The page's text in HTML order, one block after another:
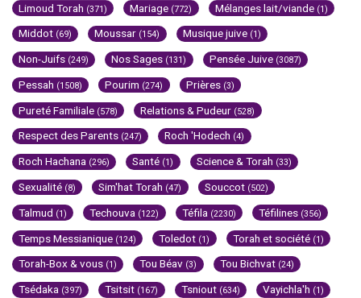
Limoud Torah (371) Mariage (772) Mélanges lait/viande (1)
Middot (69) Moussar (154) Musique juive (1)
Non-Juifs (249) Nos Sages (131) Pensée Juive (3087)
Pessah (1508) Pourim (274) Prières (3)
Pureté Familiale (578) Relations & Pudeur (528)
Respect des Parents (247) Roch 'Hodech (4)
Roch Hachana (296) Santé (1) Science & Torah (33)
Sexualité (8) Sim'hat Torah (47) Souccot (502)
Talmud (1) Techouva (122) Téfila (2230) Téfilines (356)
Temps Messianique (124) Toledot (1) Torah et société (1)
Torah-Box & vous (1) Tou Béav (3) Tou Bichvat (24)
Tsédaka (397) Tsitsit (167) Tsniout (634) Vayichla'h (1)